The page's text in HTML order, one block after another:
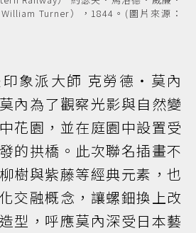
Turner），1844。(圖片來源：
象派大師 克勞德・莫內
內為了觀察光影與自然變
花園，並在庭園中設置受
的拱橋。此次聯名插畫不
樹與紫藤等經典元素，也
交融概念，讓螺鈿換上改
型，呼應莫內深受日本藝